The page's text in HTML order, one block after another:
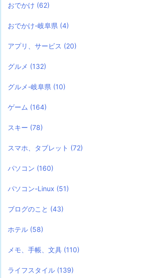
おでかけ (62)
おでかけ-岐阜県 (4)
アプリ、サービス (20)
グルメ (132)
グルメ-岐阜県 (10)
ゲーム (164)
スキー (78)
スマホ、タブレット (72)
パソコン (160)
パソコン-Linux (51)
ブログのこと (43)
ホテル (58)
メモ、手帳、文具 (110)
ライフスタイル (139)